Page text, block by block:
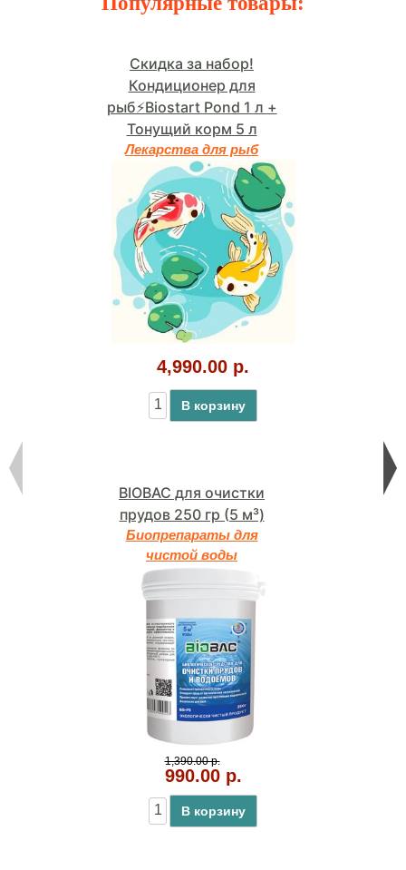
Скидка за набор!
Кондиционер для
рыб⚡Biostart Pond 1 л +
Тонущий корм 5 л
Лекарства для рыб
4,990.00 р.
В корзину
BIOBAC для очистки
прудов 250 гр (5 м³)
Биопрепараты для
чистой воды
1,390.00 р.
990.00 р.
В корзину